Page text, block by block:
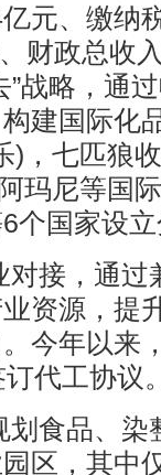
元、缴纳
财政总收
战略，通
建国际化
)，七匹狼
玛尼等国
个国家设
接，通过
资源，提
今年以来
代工协议
划食品、染
区，其中